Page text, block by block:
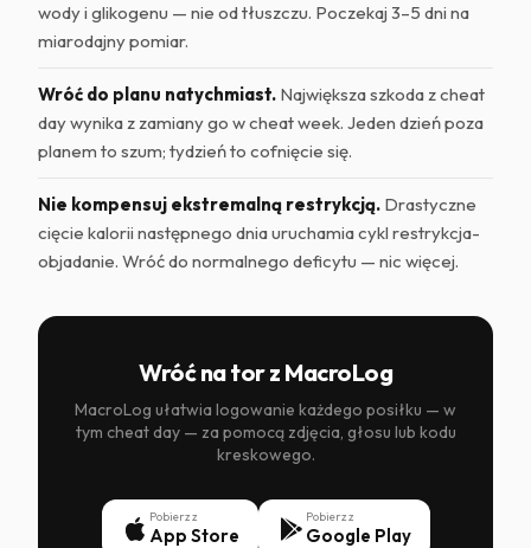
wody i glikogenu — nie od tłuszczu. Poczekaj 3–5 dni na
miarodajny pomiar.
Wróć do planu natychmiast. Największa szkoda z cheat
day wynika z zamiany go w cheat week. Jeden dzień poza
planem to szum; tydzień to cofnięcie się.
Nie kompensuj ekstremalną restrykcją. Drastyczne
cięcie kalorii następnego dnia uruchamia cykl restrykcja-
objadanie. Wróć do normalnego deficytu — nic więcej.
Wróć na tor z MacroLog
MacroLog ułatwia logowanie każdego posiłku — w
tym cheat day — za pomocą zdjęcia, głosu lub kodu
kreskowego.
Pobierz z
App Store
Pobierz z
Google Play